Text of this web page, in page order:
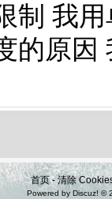
制 我
的原因
首页-清除
Powered by Discuz! ©